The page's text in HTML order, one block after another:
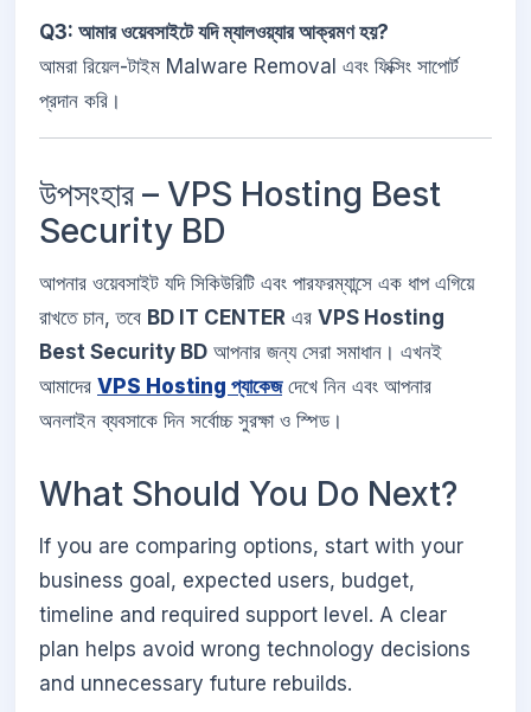
Q3: আমার ওয়েবসাইটে যদি ম্যালওয়্যার আক্রমণ হয়?
আমরা রিয়েল-টাইম Malware Removal এবং ফিক্সিং সাপোর্ট
প্রদান করি।
উপসংহার – VPS Hosting Best
Security BD
আপনার ওয়েবসাইট যদি সিকিউরিটি এবং পারফরম্যান্সে এক ধাপ এগিয়ে
রাখতে চান, তবে BD IT CENTER এর VPS Hosting
Best Security BD আপনার জন্য সেরা সমাধান। এখনই
আমাদের VPS Hosting প্যাকেজদেখে নিন এবং আপনার
অনলাইন ব্যবসাকে দিন সর্বোচ্চ সুরক্ষা ও স্পিড।
What Should You Do Next?
If you are comparing options, start with your
business goal, expected users, budget,
timeline and required support level. A clear
plan helps avoid wrong technology decisions
and unnecessary future rebuilds.